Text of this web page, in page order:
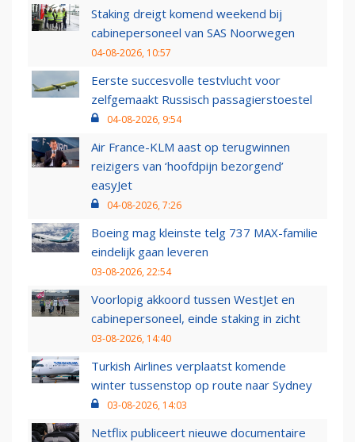
Staking dreigt komend weekend bij
cabinepersoneel van SAS Noorwegen
04-08-2026, 10:57
Eerste succesvolle testvlucht voor
zelfgemaakt Russisch passagierstoestel
04-08-2026, 9:54
Air France-KLM aast op terugwinnen
reizigers van ‘hoofdpijn bezorgend’
easyJet
04-08-2026, 7:26
Boeing mag kleinste telg 737 MAX-familie
eindelijk gaan leveren
03-08-2026, 22:54
Voorlopig akkoord tussen WestJet en
cabinepersoneel, einde staking in zicht
03-08-2026, 14:40
Turkish Airlines verplaatst komende
winter tussenstop op route naar Sydney
03-08-2026, 14:03
Netflix publiceert nieuwe documentaire